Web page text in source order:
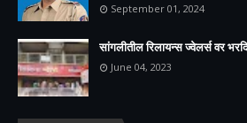
September 01, 2024
सांगलीतील रिलायन्स ज्वेलर्स वर
June 04, 2023